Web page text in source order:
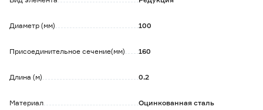
Диаметр (мм) 100
Присоединительное сечение(мм) 160
Длина (м) 0.2
Материал Оцинкованная сталь